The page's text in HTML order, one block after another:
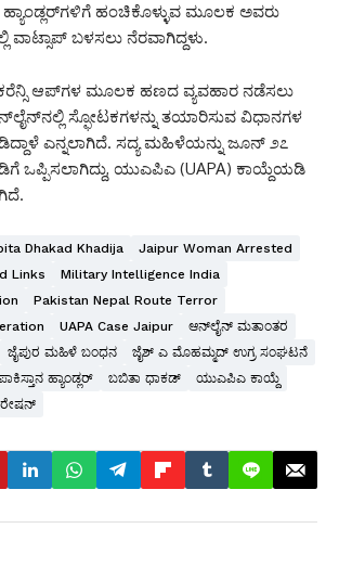
ಹ್ಯಾಂಡ್ಲರ್‌ಗಳಿಗೆ ಹಂಚಿಕೊಳ್ಳುವ ಮೂಲಕ ಅವರು
ಬಳಸಲು ನೆರವಾಗಿದ್ದಳು.
ಆಪ್‌ಗಳ ಮೂಲಕ ಹಣದ ವ್ಯವಹಾರ ನಡೆಸಲು
ಸ್ಫೋಟಕಗಳನ್ನು ತಯಾರಿಸುವ ವಿಧಾನಗಳ
ಎನ್ನಲಾಗಿದೆ. ಸದ್ಯ ಮಹಿಳೆಯನ್ನು ಜೂನ್ ೨೭
ಒಪ್ಪಿಸಲಾಗಿದ್ದು, ಯುಎಪಿಎ (UAPA) ಕಾಯ್ದೆಯಡಿ
Dhakad Khadija
Jaipur Woman Arrested
Links
Military Intelligence India
Pakistan Nepal Route Terror
UAPA Case Jaipur
ಆನ್‌ಲೈನ್ ಮತಾಂತರ
ಜೈಪುರ ಮಹಿಳೆ ಬಂಧನ
ಜೈಶ್ ಎ ಮೊಹಮ್ಮದ್ ಉಗ್ರ ಸಂಘಟನೆ
ಹ್ಯಾಂಡ್ಲರ್ ಬಬಿತಾ ಧಾಕಡ್
ಯುಎಪಿಎ ಕಾಯ್ದೆ